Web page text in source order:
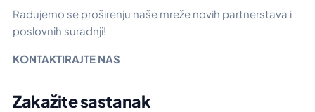
Radujemo se proširenju naše mreže novih partnerstava i
poslovnih suradnji!
KONTAKTIRAJTE NAS
Zakažite sastanak